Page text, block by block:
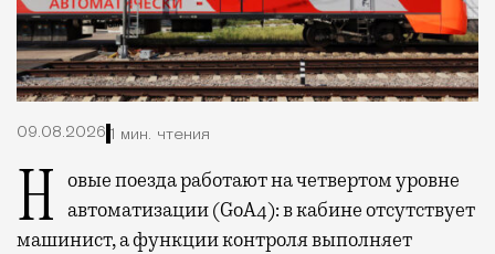
09.08.2026 1 мин. чтения
Новые поезда работают на четвертом уровне автоматизации (GoA4): в кабине отсутствует
машинист, а функции контроля выполняет